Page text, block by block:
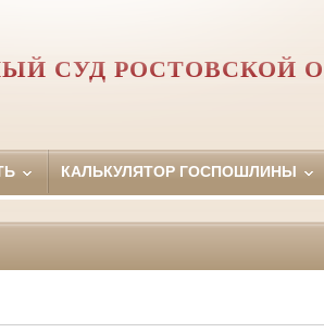
СУД РОСТОВСКОЙ
КАЛЬКУЛЯТОР ГОСПОШЛИНЫ